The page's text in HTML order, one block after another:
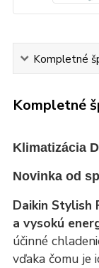
Kompletné
Kompletné
Klimatizácia
Novinka od
Daikin Stylish
a vysokú
účinné
vďaka čomu je